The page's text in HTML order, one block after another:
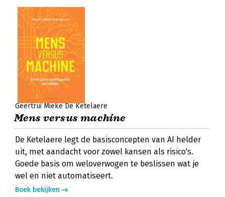
Geertrui Mieke De Ketelaere
Mens versus machine
De Ketelaere legt de basisconcepten van AI helder
uit, met aandacht voor zowel kansen als risico's.
Goede basis om weloverwogen te beslissen wat je
wel en niet automatiseert.
Boek bekijken